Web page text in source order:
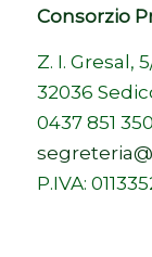
Consorzio
Z. I. Gresal,
32036
0437 851
P.IVA: